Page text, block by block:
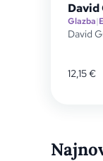
David
Glazba|
David
12,15€